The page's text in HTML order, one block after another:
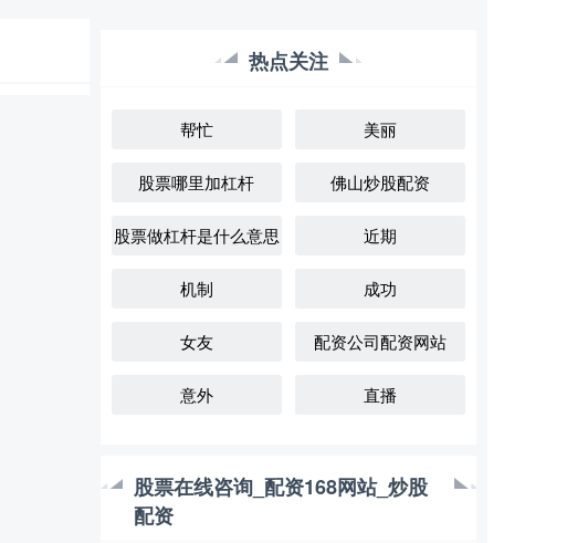
热点关注
帮忙 美丽
股票哪里加杠杆 佛山炒股配资
股票做杠杆是什么意思 近期
机制 成功
女友 配资公司配资网站
意外 直播
股票在线咨询_配资168网站_炒股
配资